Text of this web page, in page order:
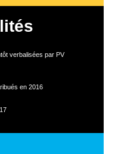
verbalisées par PV
en 2016